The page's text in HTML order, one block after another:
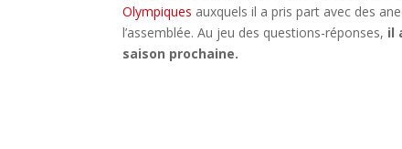
Olympiques auxquels il a pris part avec des
l’assemblée. Au jeu des questions-réponses, il
saison prochaine.